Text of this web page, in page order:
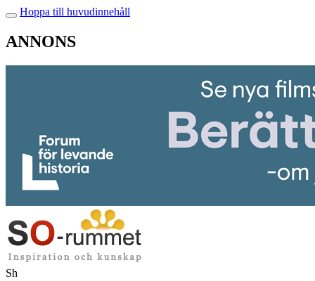
Hoppa till huvudinnehåll
ANNONS
Sh